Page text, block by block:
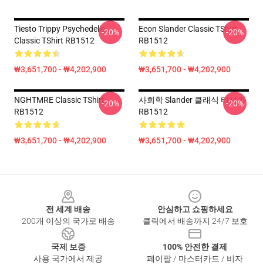
Tiesto Trippy Psychedelic
Classic TShirt RB1512
₩3,651,700 - ₩4,202,900
-20%
Econ Slander Classic TShirt
RB1512
₩3,651,700 - ₩4,202,900
-20%
NGHTMRE Classic TShirt
RB1512
₩3,651,700 - ₩4,202,900
-20%
사회학 Slander 클래식 티셔츠
RB1512
₩3,651,700 - ₩4,202,900
-20%
전 세계 배송
200개 이상의 국가로 배송
안심하고 쇼핑하세요
클릭에서 배송까지 24/7 보호
국제 보증
사용 국가에서 제공
100% 안전한 결제
페이팔 / 마스터카드 / 비자